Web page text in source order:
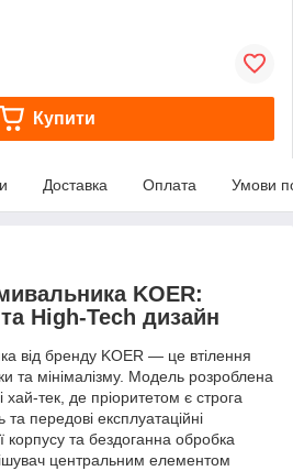
Купити
Доставка Оплата Умови
KOER:
та High-Tech дизайн
від бренду KOER — це втілення
та мінімалізму. Модель розроблена
хай-тек, де пріоритетом є строга
та передові експлуатаційні
корпусу та бездоганна обробка
центральним елементом